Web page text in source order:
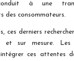
à une
des consommateurs.
ces derniers
et sur mesure.
ces attentes